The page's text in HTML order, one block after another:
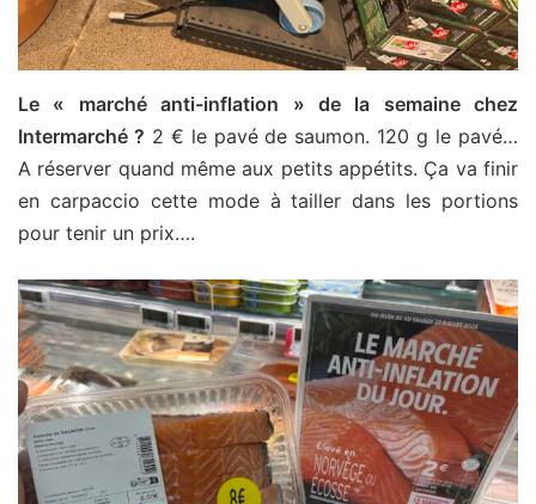
Le « marché anti-inflation » de la semaine chez
Intermarché ? 2 € le pavé de saumon. 120 g le pavé…
A réserver quand même aux petits appétits. Ça va finir
en carpaccio cette mode à tailler dans les portions
pour tenir un prix….